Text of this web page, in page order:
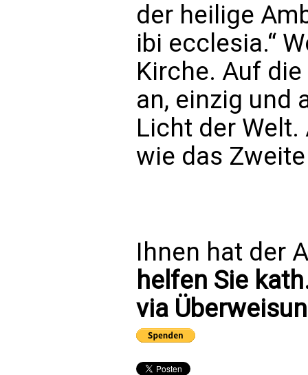
der heilige
ibi ecclesia.“
Kirche. Auf
an, einzig und
Licht der Welt.
wie das
Ihnen hat der
helfen Sie
via